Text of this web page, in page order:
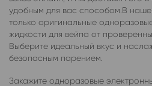
удобным для вас способом.В
только оригинальные
жидкости для вейпа от
Выберите идеальный вкус и
безопасным парением.
Закажите одноразовые